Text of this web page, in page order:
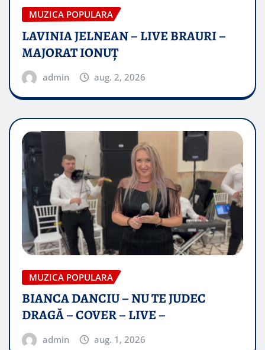
MUZICA POPULARA
LAVINIA JELNEAN – LIVE BRAURI –
MAJORAT IONUŢ
admin aug. 2, 2026
MUZICA POPULARA
BIANCA DANCIU – NU TE JUDEC
DRAGĂ – COVER – LIVE –
admin aug. 1, 2026